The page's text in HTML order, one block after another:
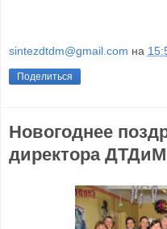
sintezdtdm@gmail.com на
Поделиться
Новогоднее
директора